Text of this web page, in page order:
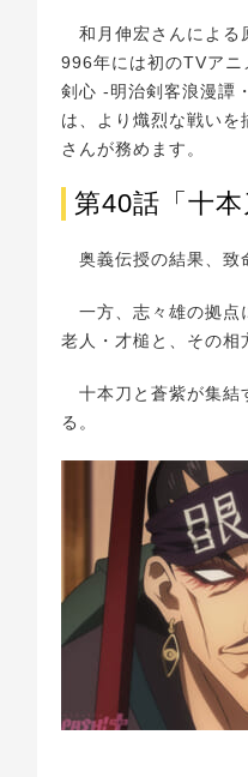
和月伸宏さんによる
996年には初のTVアニ
剣心 -明治剣客浪漫譚
は、より熾烈な戦いを
さんが務めます。
第40話「十
奥義伝授の結果、致
一方、志々雄の拠点
老人・才槌と、その相
十本刀と蒼紫が集結
る。